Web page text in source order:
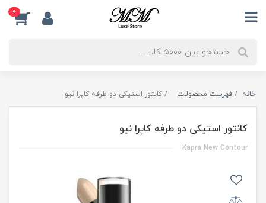
0
خانه فهرست محصولات کانتور استیکی دو طرفه کاپرا نیو
کانتور استیکی دو طرفه کاپرا نیو
Kapra New Contour